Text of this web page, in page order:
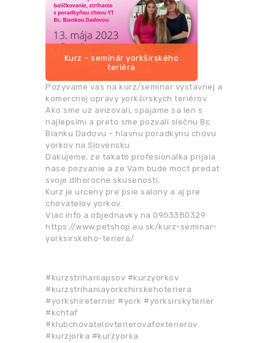
Kurz – seminár yorkširského
teriéra
Pozyvame vas na kurz/seminar vystavnej a
komercnej upravy yorkšírskych teriérov.
Ako sme uz avizovali, spajame sa len s
najlepsimi a preto sme pozvali slečnu Bc
Bianku Dadovu – hlavnu poradkynu chovu
yorkov na Slovensku.
Dakujeme, ze takato profesionalka prijala
nase pozvanie a ze Vam bude moct predat
svoje dlhorocne skusenosti.
Kurz je urceny pre psie salony a aj pre
chovatelov yorkov.
Viac info a objednavky na 0903380329
https://www.petshop.eu.sk/kurz-seminar-
yorksirskeho-teriera/
#kurzstrihaniapsov #kurzyorkov
#kurzstrihaniayorkshirskehoteriera
#yorkshireterrier #york #yorksirskyterier
#kchtaf
#klubchovatelovterierovafoxterierov
#kurzjorka #kurzyorka